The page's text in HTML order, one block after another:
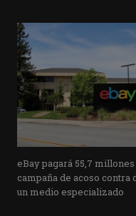
eBay pagará 55,7
campaña de acoso contra
un medio especializado